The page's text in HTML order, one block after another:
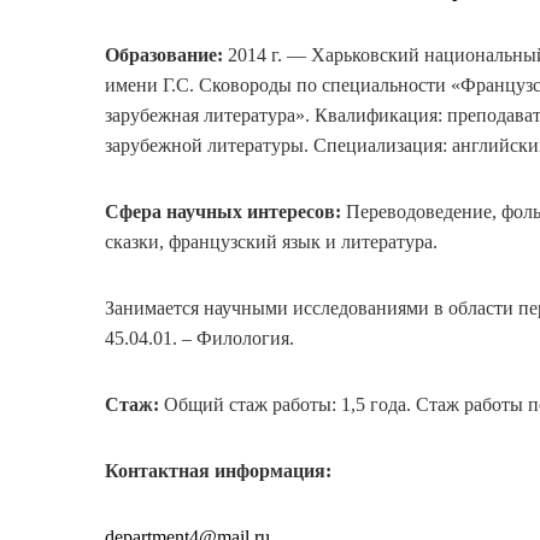
Образование: 2014 г. — Харьковский
имени Г.С. Сковороды по специальности
зарубежная литература». Квалификация:
зарубежной литературы. Специализация:
Сфера научных интересов: Переводоведение,
сказки, французский язык и литература.
Занимается научными исследованиями в области
45.04.01. – Филология.
Стаж: Общий стаж работы: 1,5 года. Стаж работы
Контактная информация: